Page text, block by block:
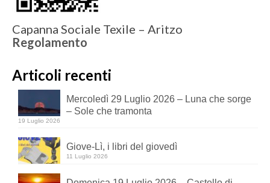
Capanna Sociale Texile – Aritzo
Regolamento
Articoli recenti
Mercoledì 29 Luglio 2026 – Luna che sorge
– Sole che tramonta
19 Luglio 2026
Giove-Lì, i libri del giovedì
11 Luglio 2026